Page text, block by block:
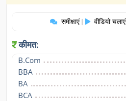
समीक्षाएं | वीडियो चलाएं
कीमत:
B.Com
BBA
BA
BCA